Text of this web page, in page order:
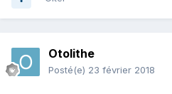
Otolithe
Posté(e) 23 février 2018